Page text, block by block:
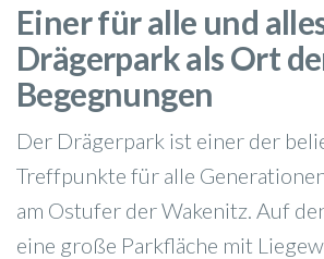
Einer für alle und
Drägerpark als Ort
Begegnungen
Der Drägerpark ist einer der
Treffpunkte für alle
am Ostufer der Wakenitz. Auf
eine große Parkfläche mit